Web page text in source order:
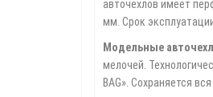
авточехлов имеет
мм. Срок
Модельные
мелочей.
BAG». Сохраняется